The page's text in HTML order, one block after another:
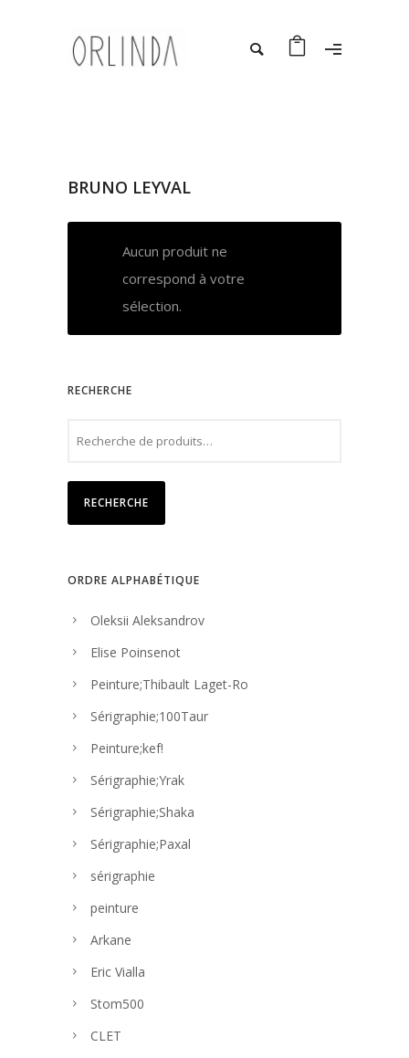
BRUNO LEYVAL
Aucun produit ne
correspond à votre
sélection.
RECHERCHE
RECHERCHE
ORDRE ALPHABÉTIQUE
Oleksii Aleksandrov
Elise Poinsenot
Peinture;Thibault Laget-Ro
Sérigraphie;100Taur
Peinture;kef!
Sérigraphie;Yrak
Sérigraphie;Shaka
Sérigraphie;Paxal
sérigraphie
peinture
Arkane
Eric Vialla
Stom500
CLET